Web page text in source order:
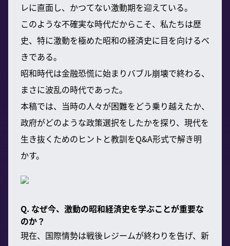
レに直面し、かつてない激動期を迎えている。
このような不確実な時代だからこそ、私たちは歴
史、特に激動を極めた昭和の経済史に目を向けるべ
きである。
昭和時代は金融恐慌に始まりバブル崩壊で終わる、
まさに波乱の時代であった。
本稿では、当時の人々が困難をどう乗り越えたか、
政府がどのような政策選択をしたかを探り、現代を
生き抜くためのヒントと教訓をQ&A形式で解き明
かす。
Q. なぜ今、激動の昭和経済史を学ぶことが重要な
のか？
現在、国際情勢は戦後レジームが終わりを告げ、新